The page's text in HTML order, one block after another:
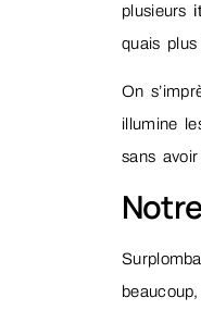
plusieurs
quais
On
illumine
sans